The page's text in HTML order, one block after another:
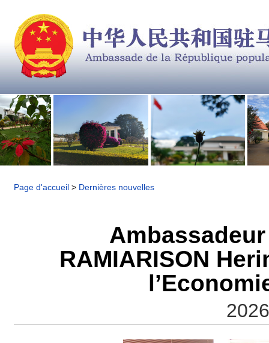
Page d'accueil > Dernières nouvelles
RAMIARISON